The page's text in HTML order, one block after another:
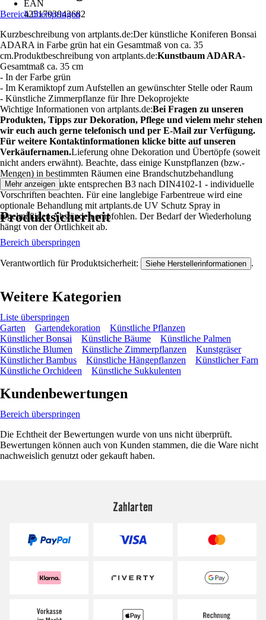
EAN
4251703943682
Bereich überspringen
Kurzbeschreibung von artplants.de:Der künstliche Koniferen Bonsai
ADARA in Farbe grün hat ein Gesamtmaß von ca. 35
cm.Produktbeschreibung von artplants.de:Kunstbaum ADARA-
Gesamtmaß ca. 35 cm
- In der Farbe grün
- Im Keramiktopf zum Aufstellen an gewünschter Stelle oder Raum
- Künstliche Zimmerpflanze für Ihre Dekoprojekte
Wichtige Informationen von artplants.de:Bei Fragen zu unseren
Produkten, Tipps zur Dekoration, Pflege und vielem mehr stehen
wir euch auch gerne telefonisch und per E-Mail zur Verfügung.
Für weitere Kontaktinformationen klicke bitte auf unseren
Verkäufernamen.Lieferung ohne Dekoration und Übertöpfe (soweit
nicht anders erwähnt). Beachte, dass einige Kunstpflanzen (bzw.-
Mengen) in bestimmten Räumen eine Brandschutzbehandlung
benötigen. Produkte entsprechen B3 nach DIN4102-1 - individuelle
Vorschriften beachten. Für eine langlebige Farbentreue wird eine
optionale Behandlung mit artplants.de UV Schutz Spray in
regelmäßigen Abständen empfohlen. Der Bedarf der Wiederholung
hängt von der Örtlichkeit ab.
Mehr anzeigen
Produktsicherheit
Bereich überspringen
Verantwortlich für Produktsicherheit: Siehe Herstellerinformationen .
Weitere Kategorien
Liste überspringen
Garten
Gartendekoration
Künstliche Pflanzen
Künstlicher Bonsai
Künstliche Bäume
Künstliche Palmen
Künstliche Blumen
Künstliche Zimmerpflanzen
Kunstgräser
Künstlicher Bambus
Künstliche Hängepflanzen
Künstlicher Farn
Künstliche Orchideen
Künstliche Sukkulenten
Kundenbewertungen
Bereich überspringen
Die Echtheit der Bewertungen wurde von uns nicht überprüft.
Bewertungen können auch von Kunden stammen, die die Ware nicht
nachweislich genutzt oder gekauft haben.
Zahlarten